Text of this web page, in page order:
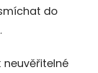
do
neuvěřitelné